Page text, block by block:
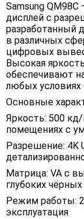
Samsung
дисплей с
разработанный
в различных
цифровых
Высокая
обеспечивают
любых условиях
Основные
Яркость: 500
помещениях с
Разрешение: 4K
Матрица: VA с
глубоких
Режим работы:
эксплуатация